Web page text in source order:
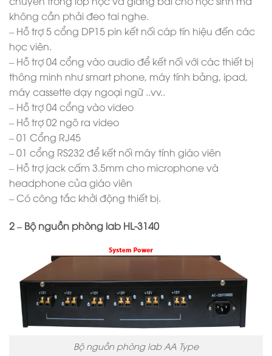
không cần phải đeo tai nghe.
– Hỗ trợ 5 cổng DP15 pin kết nối cáp tín hiệu đến các
học viên.
– Hỗ trợ 04 cổng vào audio để kết nối với các thiết bị
thông minh như smart phone, máy tính bảng, ipad,
máy cassette dạy ngoại ngữ ..vv..
– Hỗ trợ 04 cổng vào video
– Hỗ trợ 02 ngõ ra video
– 01 Cổng RJ45
– 01 cổng RS232 để kết nối máy tính giáo viên
– Hỗ trợ jack cấm 3.5mm cho microphone và
headphone của giáo viên
– Có công tắc khởi động thiết bị.
2 – Bộ nguồn phòng lab HL-3140
Bộ nguồn phòng lab AA Type